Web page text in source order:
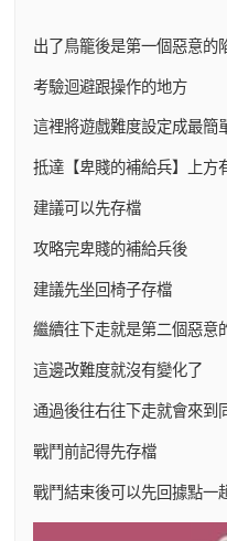
出了鳥籠後是第一個惡意的
考驗迴避跟操作的地方
這裡將遊戲難度設定成最簡
抵達【卑賤的補給兵】上方
建議可以先存檔
攻略完卑賤的補給兵後
建議先坐回椅子存檔
繼續往下走就是第二個惡意
這邊改難度就沒有變化了
通過後往右往下走就會來到
戰鬥前記得先存檔
戰鬥結束後可以先回據點一